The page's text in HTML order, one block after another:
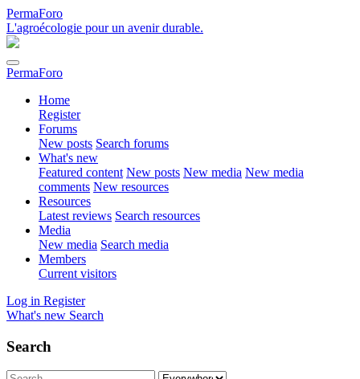
PermaForo
L'agroécologie pour un avenir durable.
PermaForo
Home
Register
Forums
New posts Search forums
What's new
Featured content New posts New media New media
comments New resources
Resources
Latest reviews Search resources
Media
New media Search media
Members
Current visitors
Log in Register
What's new Search
Search